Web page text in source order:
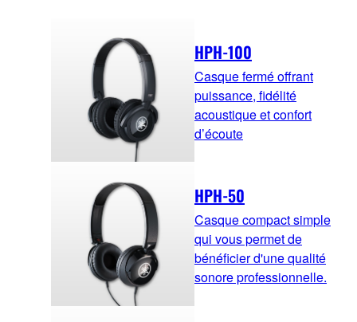
HPH-100
Casque fermé offrant
puissance, fidélité
acoustique et confort
d’écoute
HPH-50
Casque compact simple
qui vous permet de
bénéficier d'une qualité
sonore professionnelle.